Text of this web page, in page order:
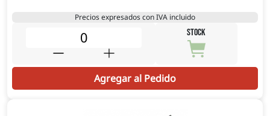
Precios expresados con IVA incluido
STOCK
Agregar al Pedido